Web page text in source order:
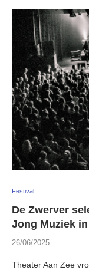
Festival
De Zwerver
Jong Muziek
26/06/2025
Theater Aan Zee